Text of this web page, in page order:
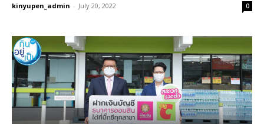
kinyupen_admin - July 20, 2022 0